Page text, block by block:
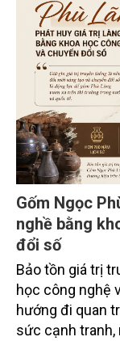
các đơn vị
chuyên gia,
trường tỉnh Lai
doanh nghiệp
Gốm Ngọc
nghề bằng
đổi số
Bảo tồn giá trị
học công nghệ
hướng đi quan
sức cạnh tranh,